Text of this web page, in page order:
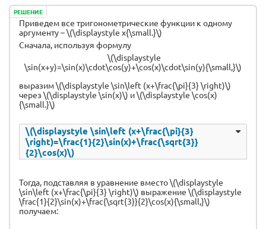
РЕШЕНИЕ
Приведем все тригонометрические функции к одному
аргументу – \(\displaystyle x{\small.}\)
Сначала, используя формулу
\(\displaystyle
\sin(x+y)=\sin(x)\cdot\cos(y)+\cos(x)\cdot\sin(y){\small,}\)
выразим \(\displaystyle \sin\left (x+\frac{\pi}{3} \right)\)
через \(\displaystyle \sin(x)\) и \(\displaystyle \cos(x)
{\small.}\)
\(\displaystyle \sin\left (x+\frac{\pi}{3}
\right)=\frac{1}{2}\sin(x)+\frac{\sqrt{3}}
{2}\cos(x)\)
Тогда, подставляя в уравнение вместо \(\displaystyle
\sin\left (x+\frac{\pi}{3} \right)\) выражение \(\displaystyle
\frac{1}{2}\sin(x)+\frac{\sqrt{3}}{2}\cos(x){\small,}\)
получаем: